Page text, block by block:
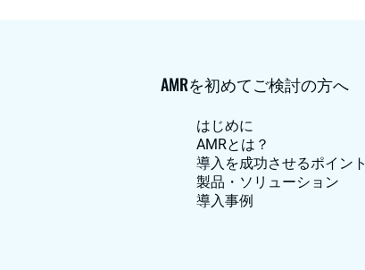
AMRを初めてご検討の方へ
はじめに
AMRとは？
導入を成功させるポイント
製品・ソリューション
導入事例